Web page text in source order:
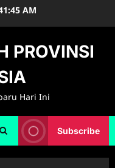
AM
PROVINSI
Hari Ini
Subscribe